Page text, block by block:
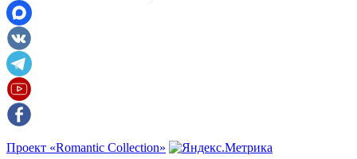
Проект «Romantic Collection»